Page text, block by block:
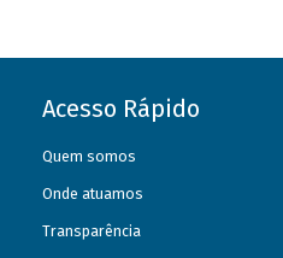
Acesso Rápido
Quem somos
Onde atuamos
Transparência